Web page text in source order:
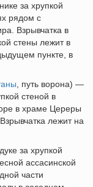
за хрупкой
рядом с
Взрывчатка в
стены лежит в
пункте, в
, путь ворона) —
стеной в
в храме Цереры
лежит на
за хрупкой
ассасинской
части